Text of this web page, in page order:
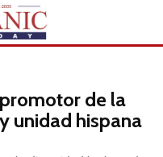
de la
unidad hispana